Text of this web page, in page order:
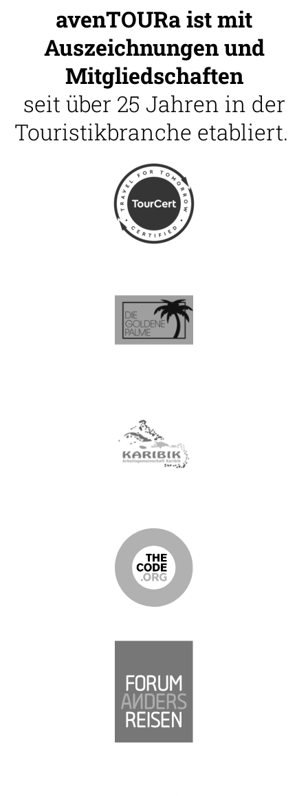
avenTOURa ist mit
Auszeichnungen und
Mitgliedschaften
seit über 25 Jahren in der
Touristikbranche etabliert.